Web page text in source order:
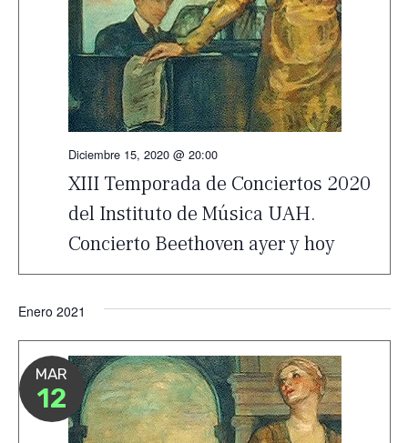
XIII Temporada de Conciertos 2020
del Instituto de Música UAH.
Concierto Beethoven ayer y hoy
Diciembre 15, 2020 @ 20:00
Enero 2021
MAR
12